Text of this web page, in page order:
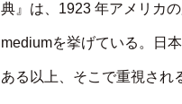
典』は、1923 年アメリカ
mediumを挙げている。日
ある以上、そこで重視され